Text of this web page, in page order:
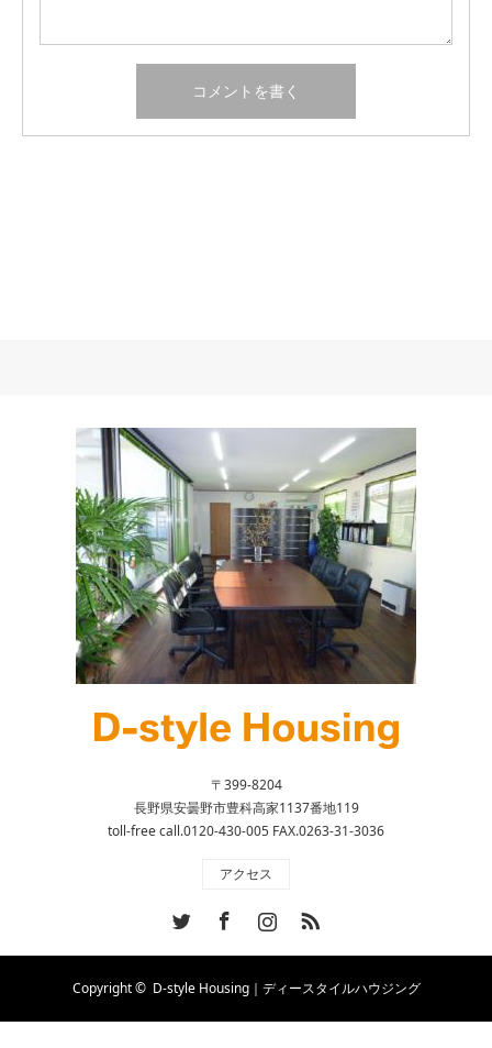
〒399-8204
長野県安曇野市豊科高家1137番地119
toll-free call.0120-430-005 FAX.0263-31-3036
アクセス
Copyright © D-style Housing｜ディースタイルハウジング